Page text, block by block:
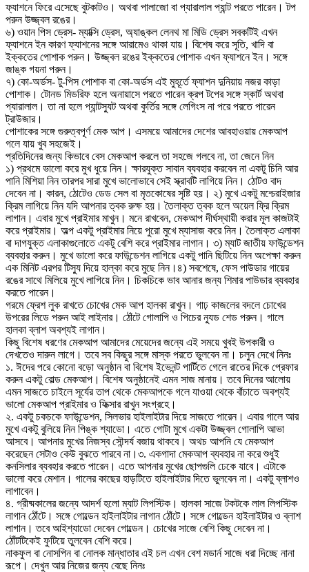
ফ্যাশনে ফিরে এসেছে বুটকাটও। অথবা পালাজো বা প্যারালাল প্যান্ট পরতে পারেন। টপ
পরুন উজ্জ্বল রঙের।
৬) ওয়ান পিস ড্রেস- ম্যাক্সি ড্রেস, অ্যাঙ্কল লেনথ মা মিডি ড্রেস সবকটিই এখন
ফ্যাশনে ইন কারণ ফ্যাশনের সঙ্গে আরামেও থাকা যায়। বিশেষ করে সূতি, খাদি বা
ইক্কতের পোশাক পরুন। উজ্জ্বল রঙের ইক্কতের পোশাক এখন ফ্যাশনে ইন। সঙ্গে
জাঙ্ক গয়না পরুন।
৭) কো-অর্ডস- টু-পিস পোশাক বা কো-অর্ডস এই মুহূর্তে ফ্যাশন দুনিয়ায় নজর কাড়া
পোশাক। টোনড মিডরিফ হলে অনায়াসে পরতে পারেন ক্রপ টপের সঙ্গে স্কার্ট অথবা
প্যারালাল। তা না হলে প্যান্টস্যুট অথবা কুর্তির সঙ্গে লেগিংস না পরে পরতে পারেন
ট্রাউজার।
পোশাকের সঙ্গে গুরুত্বপূর্ণ মেক আপ। এসময়ে আমাদের দেশের আবহাওয়ায় মেকআপ
গলে যায় খুব সহজেই।
প্রতিদিনের জন্য কিভাবে বেস মেকআপ করলে তা সহজে গলবে না, তা জেনে নিন
১) প্রথমে ভালো করে মুখ ধুয়ে নিন। ক্ষারযুক্ত সাবান ব্যবহার করবেন না একটু চিনি আর
পানি মিশিয়া নিন তারপর সারা মুখে ভালোভাবে সেই স্ক্রাবটি লাগিয়ে নিন। ঠোটও বাদ
দেবেন না। কারন, ঠোটেও ডেড সেল বা মৃতকোষের সৃষ্টি হয়। ২) মুখে একটু মশ্চেরাইজার
ক্রিম লাগিয়ে নিন যদি আপনার ত্বক রুক্ষ হয়। তৈলাক্ত ত্বক হলে অয়েল ফ্রি ক্রিম
লাগান। এবার মুখে প্রাইমার মাখুন। মনে রাখবেন, মেকআপ দীর্ঘস্থায়ী করার মূল কাজটাই
করে প্রাইমার। অল্প একটু প্রাইমার নিয়ে পুরো মুখে ম্যাসাজ করে নিন। তৈলাক্ত এলাকা
বা দাগযুক্ত এলাকাগুলোতে একটু বেশি করে প্রাইমার লাগান। ৩) ম্যাট জাতীয় ফাউন্ডেশন
ব্যবহার করুন। মুখে ভালো করে ফাউন্ডেশন লাগিয়ে একটু পানি ছিটিয়ে নিন অপেক্ষা করুন
এক মিনিট এরপর টিস্যু দিয়ে হাল্কা করে মুছে নিন।৪) সবশেষে, ফেস পাউডার গায়ের
রঙের সাথে মিলিয়ে মুখে লাগিয়ে নিন। চিকচিকে ভাব আনার জন্য শিমার পাউডার ব্যবহার
করতে পারেন।
গরমে ফ্রেশ লুক রাখতে চোখের মেক আপ হালকা রাখুন। গাঢ় কাজলের বদলে চোখের
উপরের লিডে পরুন আই লাইনার। ঠোঁটে গোলাপি ও পিচের ন্যুড শেড পরুন। গালে
হালকা ব্লাশ অবশ্যই লাগান।
কিছু বিশেষ ধরণের মেকআপ আমাদের মেয়েদের জন্যে এই সময়ে খুবই উপকারী ও
দেখতেও দারুন লাগে। তবে সব কিছুর সঙ্গে মাস্ক পরতে ভুলবেন না। চলুন দেখে নিনঃ
১. ঈদের পরে কোনো বড়ো অনুষ্ঠান বা বিশেষ ইভেনন্ট পার্টিতে গেলে রাতের দিকে প্রেফার
করুন একটু বোল্ড মেকআপ। বিশেষ অনুষ্ঠানেই এমন সাজ মানায়। তবে দিনের আলোয়
এমন সাজতে চাইলে সূর্যের তাপ থেকে মেকআপকে গলে যাওয়া থেকে বাঁচাতে অবশ্যই
ভালো মেকআপ প্রাইমার ও ফিক্সার রাখুন সংগ্রহে।
২. একটু চকচকে ফাউন্ডেশন, সিলভার হাইলাইটার দিয়ে সাজতে পারেন। এবার গালে আর
মুখে একটু বুলিয়ে নিন পিঙ্ক শ্যাডো। এতে গোটা মুখে একটা উজ্জ্বল গোলাপি আভা
আসবে। আপনার মুখের নিজস্ব সৌন্দর্য বজায় থাকবে। অথচ আপনি যে মেকআপ
করেছেন সেটাও কেউ বুঝতে পারবে না।৩. একগাদা মেকআপ ব্যবহার না করে শুধুই
কনসিলার ব্যবহার করতে পারেন। এতে আপনার মুখের ছোপগুলি ঢেকে যাবে। এটাকে
ভালো করে মেশান। গালের কাছের হাড়টিতে হাইলাইটার দিতে ভুলবেন না। একটু ব্লাশও
লাগাবেন।
৪. গ্রীষ্মকালের জন্যে আদর্শ হলো ম্যাট লিপস্টিক। হালকা সাজে টকটকে লাল লিপস্টিক
লাগান ঠোঁটে। সঙ্গে গোল্ডেন হাইলাইটার লাগান ঠোঁটে। সঙ্গে গোল্ডেন হাইলাইটার ও ব্লাশ
লাগান। তবে আইশ্যাডো দেবেন গোল্ডেন। চোখের সাজে বেশি কিছু দেবেন না।
ঠোঁটটিকেই ফুটিয়ে তুলবেন বেশি করে।
নাকফুল বা নোসপিন বা নোলক মান্ধাতার এই চল এখন বেশ মডার্ন সাজে ধরা দিচ্ছে নানা
রূপে। দেখুন আর নিজের জন্য বেছে নিনঃ